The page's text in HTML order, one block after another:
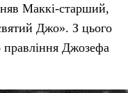
Маккі-старший,
Джо». З цього
правління Джозефа